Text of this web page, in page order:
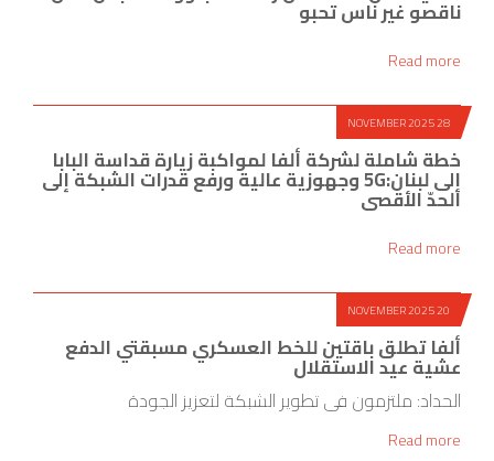
ناقصو غير ناس تحبو
Read more
28 NOVEMBER 2025
خطة شاملة لشركة ألفا لمواكبة زيارة قداسة البابا
إلى لبنان:5G وجهوزية عالية ورفع قدرات الشبكة إلى
الحدّ الأقصى
Read more
20 NOVEMBER 2025
ألفا تطلق باقتين للخط العسكري مسبقتي الدفع
عشية عيد الاستقلال
الحداد: ملتزمون في تطوير الشبكة لتعزيز الجودة
Read more